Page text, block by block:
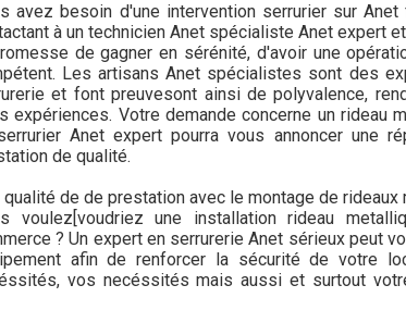
avez besoin d'une intervention serrurier sur
à un technicien Anet spécialiste Anet expert
de gagner en sérénité, d'avoir une
Les artisans Anet spécialistes sont des
et font preuvesont ainsi de polyvalence,
expériences. Votre demande concerne un rideau
Anet expert pourra vous annoncer une
de qualité.
qualité de de prestation avec le montage de rideaux
voulez[voudriez une installation rideau
? Un expert en serrurerie Anet sérieux peut
afin de renforcer la sécurité de votre
vos necéssités mais aussi et surtout